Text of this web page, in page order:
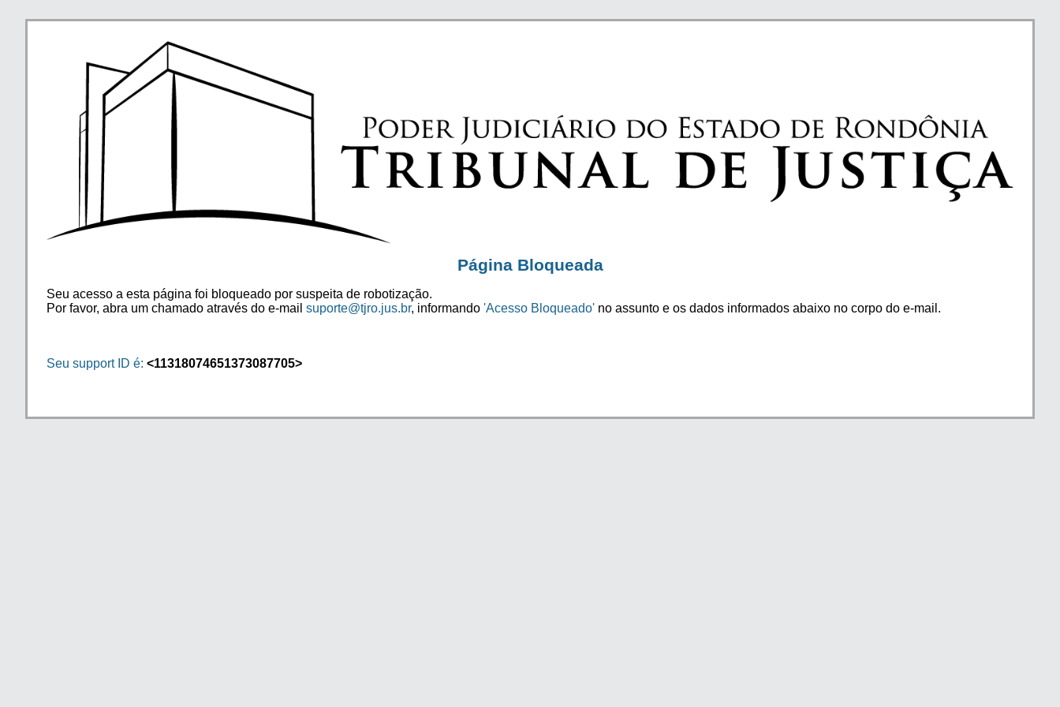
Página Bloqueada
Seu acesso a esta página foi bloqueado por suspeita de robotização.
Por favor, abra um chamado através do e-mail suporte@tjro.jus.br, informando 'Acesso Bloqueado' no assunto e os dados informados abaixo no corpo do e-mail.
Seu support ID é: <11318074651373087705>